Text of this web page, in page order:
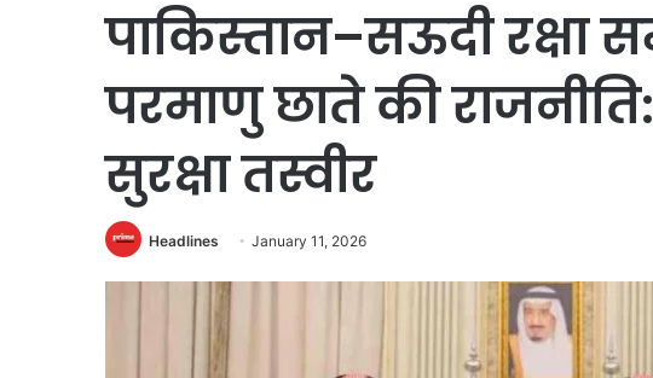
पाकिस्तान–सऊदी रक्षा
परमाणु छाते की
सुरक्षा तस्वीर
Headlines January 11, 2026